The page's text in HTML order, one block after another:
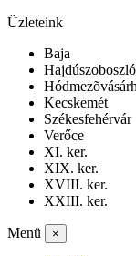
Üzleteink
Baja
Hajdúszoboszló
Kecskemét
Székesfehérvár
Verőce
XI. ker.
XIX. ker.
XVIII. ker.
XXIII. ker.
Menü ×